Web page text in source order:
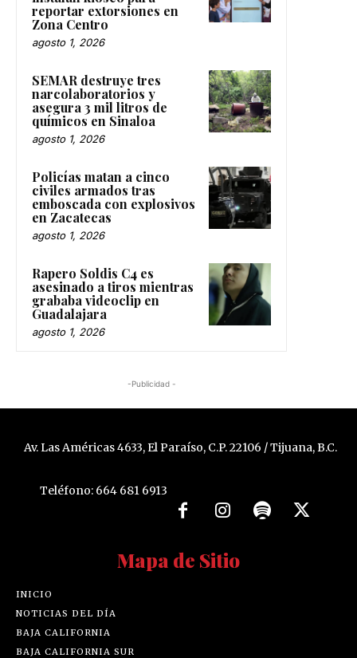
reportar extorsiones en
Zona Centro
agosto 1, 2026
SEMAR destruye tres
narcolaboratorios y
asegura 3 mil litros de
químicos en Sinaloa
agosto 1, 2026
Policías matan a cinco
civiles armados tras
emboscada con explosivos
en Zacatecas
agosto 1, 2026
Rapero Soldis C4 es
asesinado a tiros mientras
grababa videoclip en
Guadalajara
agosto 1, 2026
-Publicidad -
Av. Las Américas 4633, El Paraíso, C.P. 22106 / Tijuana, B.C.
Teléfono: 664 681 6913
Mapa de Sitio
INICIO
NOTICIAS DEL DÍA
BAJA CALIFORNIA
BAJA CALIFORNIA SUR